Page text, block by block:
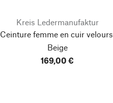
Kreis Ledermanufaktur
Ceinture femme en cuir velours,
Beige
169,00 €